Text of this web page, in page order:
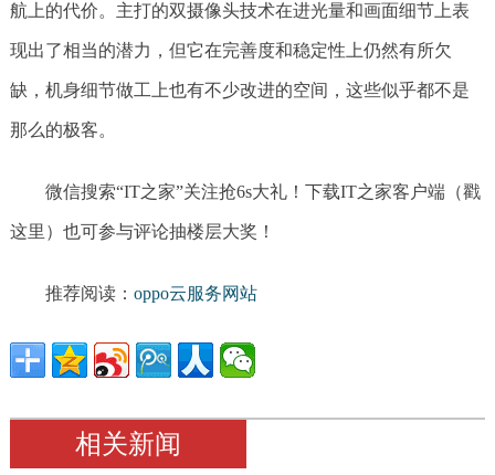
航上的代价。主打的双摄像头技术在进光量和画面细节上表
现出了相当的潜力，但它在完善度和稳定性上仍然有所欠
缺，机身细节做工上也有不少改进的空间，这些似乎都不是
那么的极客。
微信搜索“IT之家”关注抢6s大礼！下载IT之家客户端（戳
这里）也可参与评论抽楼层大奖！
推荐阅读： oppo云服务网站
相关新闻